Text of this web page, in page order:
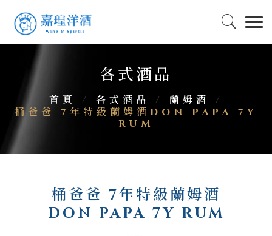
各式酒品
首頁 / 各式酒品 / 蘭姆酒
/
桶爸爸 7年特級蘭姆酒DON PAPA 7Y
RUM
桶爸爸 7年特級蘭姆酒
DON PAPA 7Y RUM